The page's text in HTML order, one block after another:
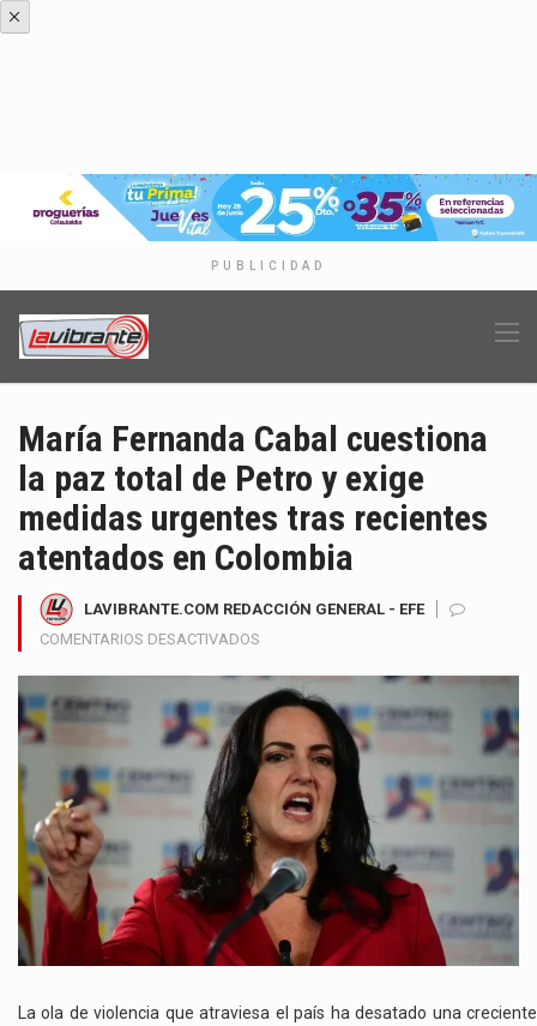
PUBLICIDAD
María Fernanda Cabal cuestiona
la paz total de Petro y exige
medidas urgentes tras recientes
atentados en Colombia
LAVIBRANTE.COM REDACCIÓN GENERAL - EFE
COMENTARIOS DESACTIVADOS
FERNANDA
CABAL
CUESTIONA
LA
PAZ
TOTAL
DE
PETRO
Y
EXIGE
MEDIDAS
URGENTES
RECIENTES
La ola de violencia que atraviesa el país ha desatado una creciente